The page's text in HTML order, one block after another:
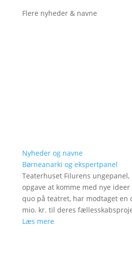
Flere nyheder & navne
Nyheder og navne
Børneanarki og ekspertpanel
Teaterhuset Filurens ungepanel,
opgave at komme med nye
quo på teatret, har modtaget en
mio. kr. til deres
Læs mere